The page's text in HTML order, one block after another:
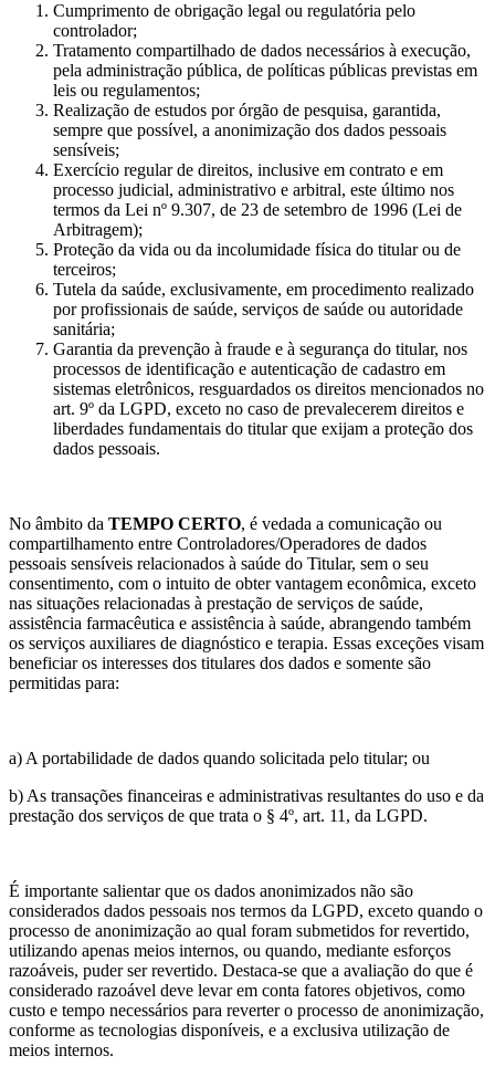
Cumprimento de obrigação legal ou regulatória pelo
controlador;
Tratamento compartilhado de dados necessários à execução,
pela administração pública, de políticas públicas previstas em
leis ou regulamentos;
Realização de estudos por órgão de pesquisa, garantida,
sempre que possível, a anonimização dos dados pessoais
sensíveis;
Exercício regular de direitos, inclusive em contrato e em
processo judicial, administrativo e arbitral, este último nos
termos da Lei nº 9.307, de 23 de setembro de 1996 (Lei de
Arbitragem);
Proteção da vida ou da incolumidade física do titular ou de
terceiros;
Tutela da saúde, exclusivamente, em procedimento realizado
por profissionais de saúde, serviços de saúde ou autoridade
sanitária;
Garantia da prevenção à fraude e à segurança do titular, nos
processos de identificação e autenticação de cadastro em
sistemas eletrônicos, resguardados os direitos mencionados no
art. 9º da LGPD, exceto no caso de prevalecerem direitos e
liberdades fundamentais do titular que exijam a proteção dos
dados pessoais.
No âmbito da TEMPO CERTO, é vedada a comunicação ou
compartilhamento entre Controladores/Operadores de dados
pessoais sensíveis relacionados à saúde do Titular, sem o seu
consentimento, com o intuito de obter vantagem econômica, exceto
nas situações relacionadas à prestação de serviços de saúde,
assistência farmacêutica e assistência à saúde, abrangendo também
os serviços auxiliares de diagnóstico e terapia. Essas exceções visam
beneficiar os interesses dos titulares dos dados e somente são
permitidas para:
a) A portabilidade de dados quando solicitada pelo titular; ou
b) As transações financeiras e administrativas resultantes do uso e da
prestação dos serviços de que trata o § 4º, art. 11, da LGPD.
É importante salientar que os dados anonimizados não são
considerados dados pessoais nos termos da LGPD, exceto quando o
processo de anonimização ao qual foram submetidos for revertido,
utilizando apenas meios internos, ou quando, mediante esforços
razoáveis, puder ser revertido. Destaca-se que a avaliação do que é
considerado razoável deve levar em conta fatores objetivos, como
custo e tempo necessários para reverter o processo de anonimização,
conforme as tecnologias disponíveis, e a exclusiva utilização de
meios internos.